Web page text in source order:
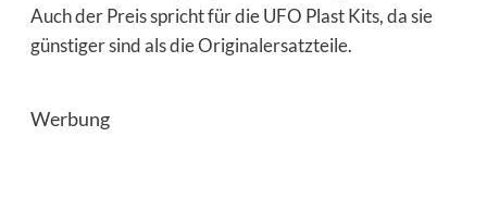
Auch der Preis spricht für die UFO Plast Kits, da sie
günstiger sind als die Originalersatzteile.
Werbung